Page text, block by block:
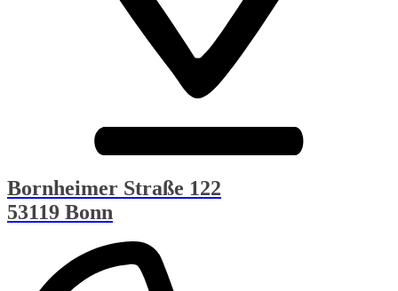
Bornheimer Straße 122
53119 Bonn